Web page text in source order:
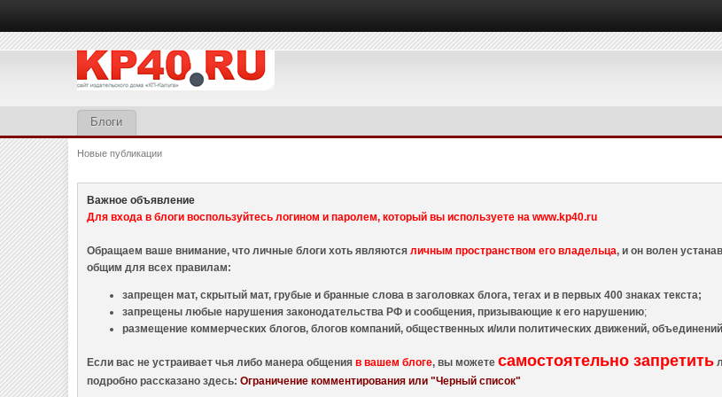
Блоги
Новые публикации
Важное объявление
Для входа в блоги воспользуйтесь логином и паролем, который вы используете на www.kp40.ru
Обращаем ваше внимание, что личные блоги хоть являютсяличным пространством его владельца, и он волен
общим для всех правилам:
запрещен мат, скрытый мат, грубые и бранные слова в заголовках блога, тегах и в первых 400 знаках текста;
запрещены любые нарушения законодательства РФ и сообщения, призывающие к его нарушению;
размещение коммерческих блогов, блогов компаний, общественных и/или политических движений,
Если вас не устраивает чья либо манера общенияв вашем блоге, вы можетесамостоятельно запретить
подробно рассказано здесь:Ограничение комментирования или "Черный список"